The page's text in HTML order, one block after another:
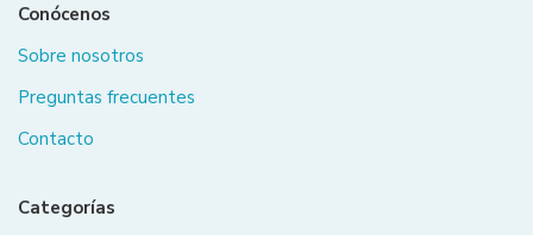
Conócenos
Sobre nosotros
Preguntas frecuentes
Contacto
Categorías